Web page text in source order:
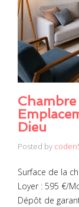
Dieu
Posted by
Surface de la
Loyer : 595 €/
Dépôt de